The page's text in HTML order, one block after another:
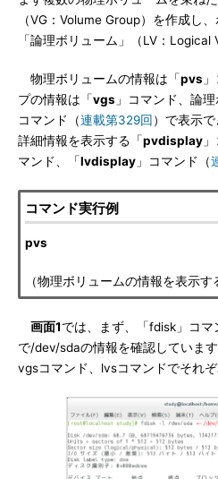
（VG：Volume Group）を作成し
「論理ボリューム」（LV：Logical
物理ボリュームの情報は「pvs
プの情報は「vgs 」コマンド、論
コマンド（連載第329回 ）で表示
詳細情報を表示する「pvdisplay
マンド、「lvdisplay 」コマンド（
コマンド実行例
pvs
（物理ボリュームの情報を表示す
画面1では、まず、「fdisk」コマ
で/dev/sdaの情報を確認していま
vgsコマンド、lvsコマンドでそれぞ